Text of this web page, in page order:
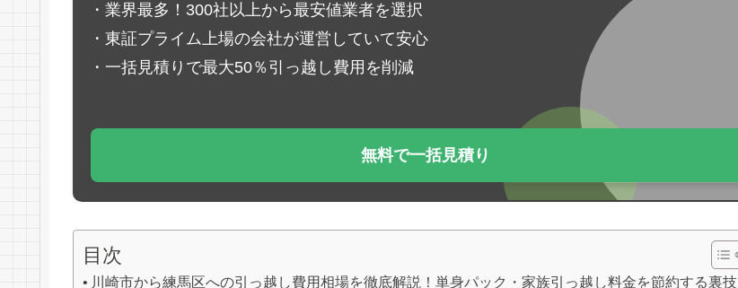
・業界最多！300社以上から最安値業者を選択
・東証プライム上場の会社が運営していて安心
・一括見積りで最大50％引っ越し費用を削減
無料で一括見積り
目次
川崎市から練馬区への引っ越し費用相場を徹底解説！単身パック・家族引っ越し料金を節約する裏技